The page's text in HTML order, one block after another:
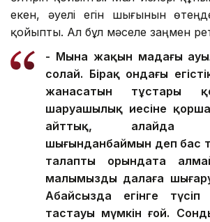
екен, әуелі егін шығынын
қойыпты. Ал бұл мәселе заңмен
- Мына жақын маңдағы
солай. Бірақ ондағы
жанасатын тұстары
шаруашылық иесіне
айттық, алайда
шығынданбаймын деп бас
талапты орындата
малымызды далаға
Абайсызда егінге түсіп
тастауы мүмкін ғой.